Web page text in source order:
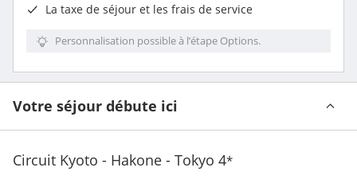
La taxe de séjour et les frais de service
Personnalisation possible à l’étape Options.
Votre séjour débute ici
Circuit Kyoto - Hakone - Tokyo 4*